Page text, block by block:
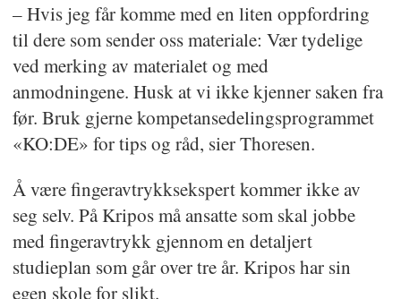
– Hvis jeg får komme med en liten oppfordring
til dere som sender oss materiale: Vær tydelige
ved merking av materialet og med
anmodningene. Husk at vi ikke kjenner saken fra
før. Bruk gjerne kompetansedelingsprogrammet
«KO:DE» for tips og råd, sier Thoresen.
Å være fingeravtrykksekspert kommer ikke av
seg selv. På Kripos må ansatte som skal jobbe
med fingeravtrykk gjennom en detaljert
studieplan som går over tre år. Kripos har sin
egen skole for slikt.